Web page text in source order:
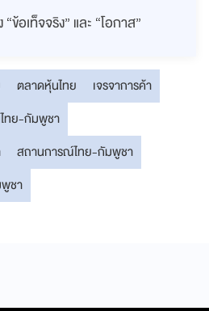
อเท็จจริง” และ “โอกาส”
ตลาดหุ้นไทย
เจรจาการค้า
ทย-กัมพูชา
สถานการณ์ไทย-กัมพูชา
ชา